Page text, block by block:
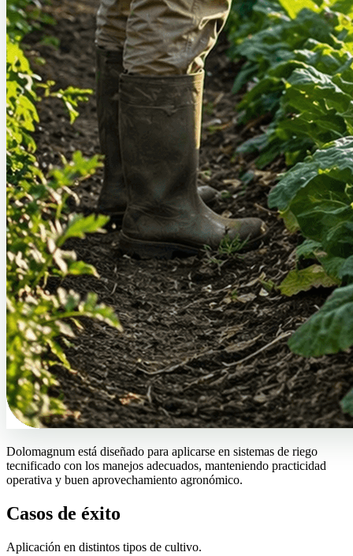
Dolomagnum está diseñado para aplicarse en sistemas de riego
tecnificado con los manejos adecuados, manteniendo practicidad
operativa y buen aprovechamiento agronómico.
Casos de éxito
Aplicación en distintos tipos de cultivo.